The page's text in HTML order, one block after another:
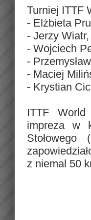
Turniej ITTF
- Elżbieta
- Jerzy Wiatr,
- Wojciech
-
- Maciej
- Krystian
ITTF
impreza w
z niemal 50